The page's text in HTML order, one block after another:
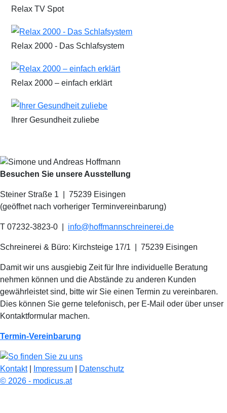
Relax TV Spot
Relax 2000 - Das Schlafsystem
Relax 2000 – einfach erklärt
Ihrer Gesundheit zuliebe
Besuchen Sie unsere Ausstellung
Steiner Straße 1 | 75239 Eisingen
(geöffnet nach vorheriger Terminvereinbarung)
T 07232-3823-0 info@hoffmannschreinerei.de
Schreinerei & Büro: Kirchsteige 17/1 75239 Eisingen
Damit wir uns ausgiebig Zeit für Ihre individuelle Beratung
nehmen können und die Abstände zu anderen Kunden
gewährleistet sind, bitte wir Sie einen Termin zu vereinbaren.
Dies können Sie gerne telefonisch, per E-Mail oder über unser
Kontaktformular machen.
Termin-Vereinbarung
Kontakt| Impressum
Datenschutz
© 2026 - modicus.at